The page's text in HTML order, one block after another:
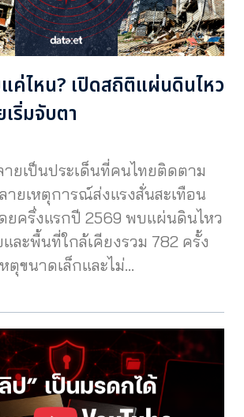
ค่ไหน? เปิดสถิติแผ่นดินไหว
ริ่มจับตา
ยเป็นประเด็นที่คนไทยติดตาม
ยเหตุการณ์ส่งแรงสั่นสะเทือน
ยครึ่งแรกปี 2569 พบแผ่นดินไหว
และพื้นที่ใกล้เคียงรวม 782 ครั้ง
ตุขนาดเล็กและไม่…